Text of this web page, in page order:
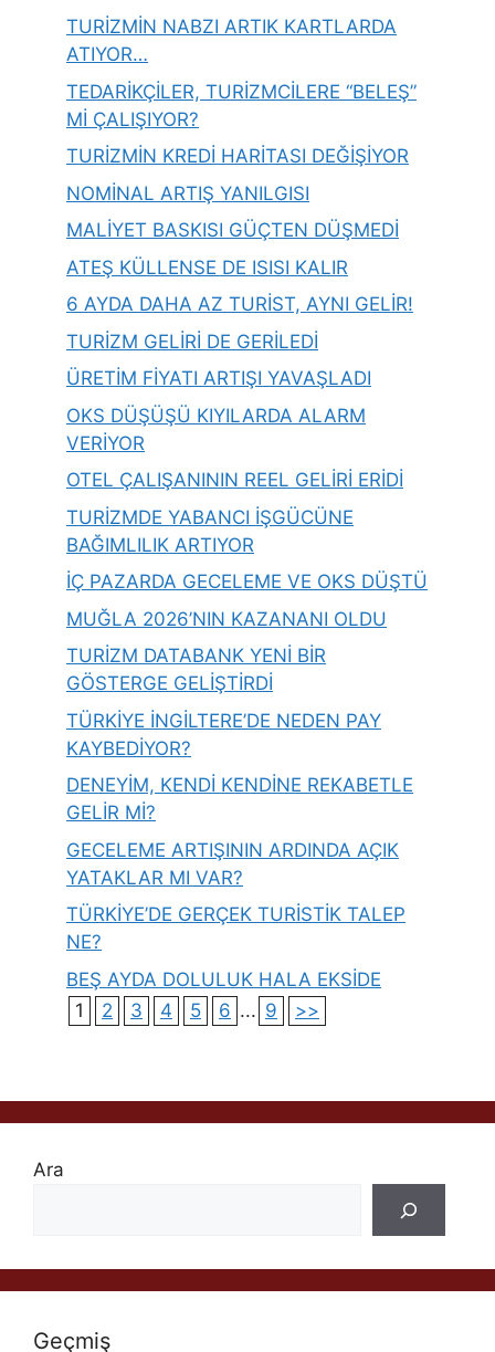
TURİZMİN NABZI ARTIK KARTLARDA
ATIYOR…
TEDARİKÇİLER, TURİZMCİLERE “BELEŞ”
Mİ ÇALIŞIYOR?
TURİZMİN KREDİ HARİTASI DEĞİŞİYOR
NOMİNAL ARTIŞ YANILGISI
MALİYET BASKISI GÜÇTEN DÜŞMEDİ
ATEŞ KÜLLENSE DE ISISI KALIR
6 AYDA DAHA AZ TURİST, AYNI GELİR!
TURİZM GELİRİ DE GERİLEDİ
ÜRETİM FİYATI ARTIŞI YAVAŞLADI
OKS DÜŞÜŞÜ KIYILARDA ALARM
VERİYOR
OTEL ÇALIŞANININ REEL GELİRİ ERİDİ
TURİZMDE YABANCI İŞGÜCÜNE
BAĞIMLILIK ARTIYOR
İÇ PAZARDA GECELEME VE OKS DÜŞTÜ
MUĞLA 2026’NIN KAZANANI OLDU
TURİZM DATABANK YENİ BİR
GÖSTERGE GELİŞTİRDİ
TÜRKİYE İNGİLTERE’DE NEDEN PAY
KAYBEDİYOR?
DENEYİM, KENDİ KENDİNE REKABETLE
GELİR Mİ?
GECELEME ARTIŞININ ARDINDA AÇIK
YATAKLAR MI VAR?
TÜRKİYE’DE GERÇEK TURİSTİK TALEP
NE?
BEŞ AYDA DOLULUK HALA EKSİDE
1
2 3 4 5 6 ... 9 >>
Ara
Geçmiş